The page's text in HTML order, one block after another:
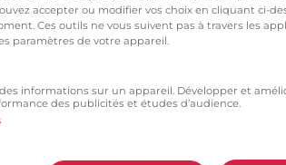
pouvoir poursuivre vos recherches.
la liste des célibataires pour
accepter ou modifier vos choix en cliquant ci-
Ces outils ne vous suivent pas à travers les
paramètres de votre appareil.
informations sur un appareil. Développer et
des publicités et études d’audience.